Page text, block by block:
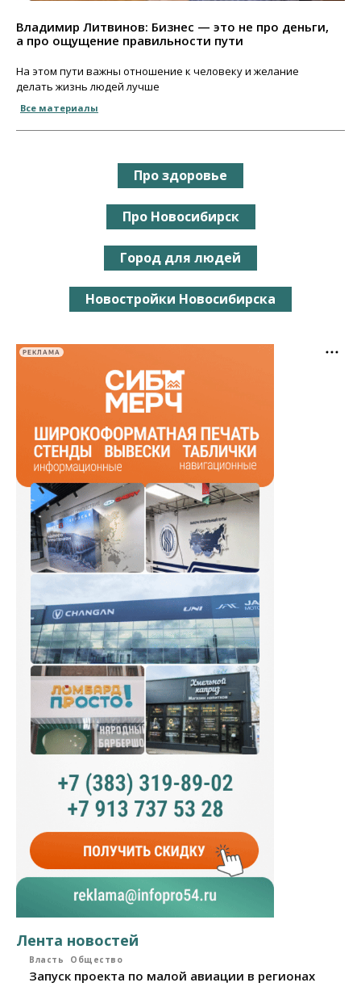
Владимир Литвинов: Бизнес — это не про деньги,
а про ощущение правильности пути
На этом пути важны отношение к человеку и желание
делать жизнь людей лучше
Все материалы
Про здоровье
Про Новосибирск
Город для людей
Новостройки Новосибирска
РЕКЛАМА
Лента новостей
Власть Общество
Запуск проекта по малой авиации в регионах